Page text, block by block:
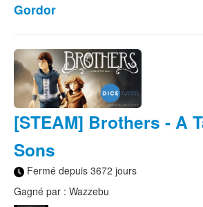
Gordor
[STEAM] Brothers - A
Sons
Fermé depuis 3672 jours
Gagné par : Wazzebu